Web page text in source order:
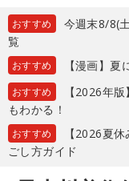
おすすめ
今週末8/8(
覧
おすすめ 【漫画】
おすすめ
【2026年
もわかる！
おすすめ
【2026夏
ごし方ガイド